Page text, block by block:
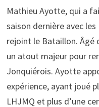
Mathieu Ayotte, qui a
saison dernière avec
rejoint le Bataillon. Âgé
un atout majeur pour
Jonquiérois. Ayotte
expérience, ayant joué
LHJMQ et plus d’une